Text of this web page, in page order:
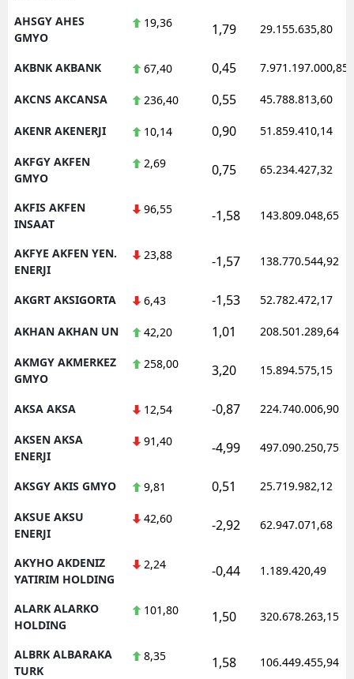
AHSGY AHES
GMYO
19,36 1,79 29.155.635,80
AKBNK AKBANK 67,40 0,45 7.971.197.000,85
AKCNS AKCANSA 236,40 0,55 45.788.813,60
AKENR AKENERJI 10,14 0,90 51.859.410,14
AKFGY AKFEN
GMYO
2,69 0,75 65.234.427,32
AKFIS AKFEN
INSAAT
96,55 -1,58 143.809.048,65
AKFYE AKFEN YEN.
ENERJI
23,88 -1,57 138.770.544,92
AKGRT AKSIGORTA 6,43 -1,53 52.782.472,17
AKHAN AKHAN UN 42,20 1,01 208.501.289,64
AKMGY AKMERKEZ
GMYO
258,00 3,20 15.894.575,15
AKSA AKSA 12,54 -0,87 224.740.006,90
AKSEN AKSA
ENERJI
91,40 -4,99 497.090.250,75
AKSGY AKIS GMYO 9,81 0,51 25.719.982,12
AKSUE AKSU
ENERJI
42,60 -2,92 62.947.071,68
AKYHO AKDENIZ
YATIRIM HOLDING
2,24 -0,44 1.189.420,49
ALARK ALARKO
HOLDING
101,80 1,50 320.678.263,15
ALBRK ALBARAKA
TURK
8,35 1,58 106.449.455,94